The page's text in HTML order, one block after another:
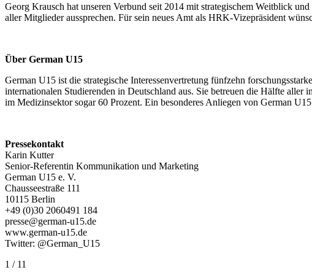
Georg Krausch hat unseren Verbund seit 2014 mit strategischem Weitblick
aller Mitglieder aussprechen. Für sein neues Amt als HRK-Vizepräsident
Über German U15
German U15 ist die strategische Interessenvertretung fünfzehn
internationalen Studierenden in Deutschland aus. Sie betreuen die Hälfte
im Medizinsektor sogar 60 Prozent. Ein besonderes Anliegen von German
Pressekontakt
Karin Kutter
Senior-Referentin Kommunikation und Marketing
German U15 e. V.
Chausseestraße 111
10115 Berlin
+49 (0)30 2060491 184
presse@german-u15.de
www.german-u15.de
Twitter: @German_U15
1 / 11